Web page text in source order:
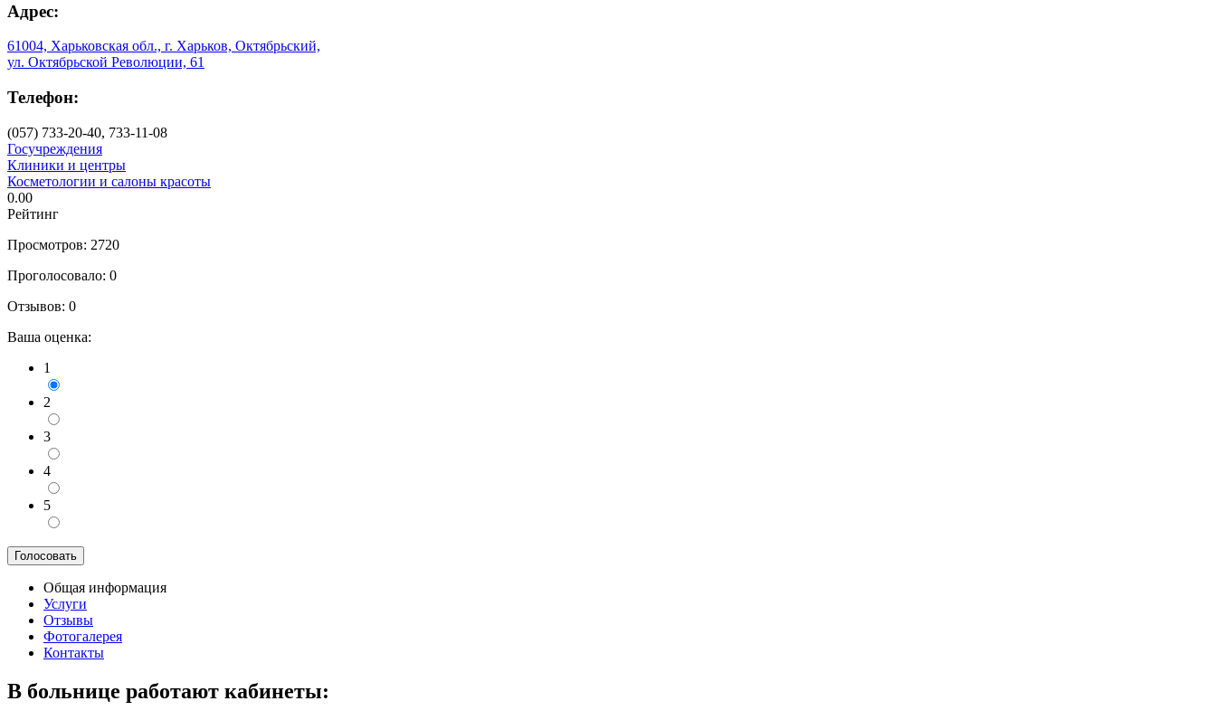
Адрес:
61004, Харьковская обл., г. Харьков, Октябрьский,
ул. Октябрьской Революции, 61
Телефон:
(057) 733-20-40, 733-11-08
Госучреждения
Клиники и центры
Косметологии и салоны красоты
0.00
Рейтинг
Просмотров: 2720
Проголосовало: 0
Отзывов: 0
Ваша оценка:
1
2
3
4
5
Общая информация
Услуги
Отзывы
Фотогалерея
Контакты
В больнице работают кабинеты: